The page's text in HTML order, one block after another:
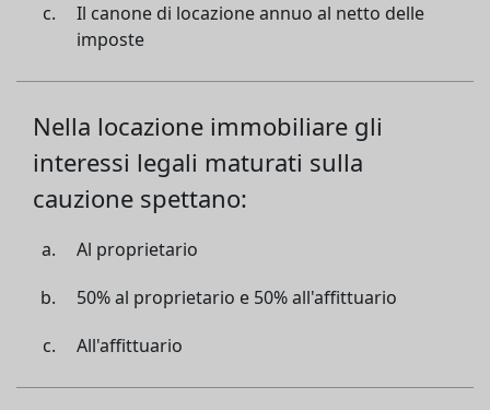
Il canone di locazione annuo al netto delle
imposte
Nella locazione immobiliare gli
interessi legali maturati sulla
cauzione spettano:
Al proprietario
50% al proprietario e 50% all'affittuario
All'affittuario